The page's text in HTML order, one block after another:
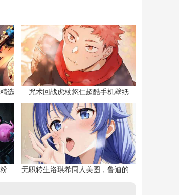
选 咒术回战虎杖悠仁超酷手机壁纸
明日方舟终末地伊冯同人美图，粉毛恶魔伊冯